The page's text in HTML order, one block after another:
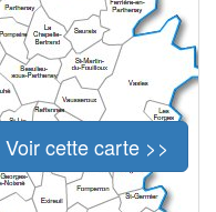
Voir cette carte >>